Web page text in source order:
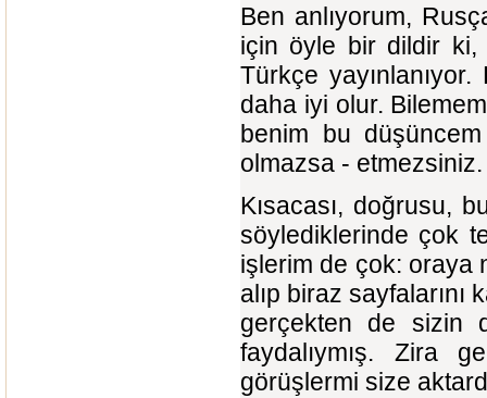
Ben anlıyorum,
için öyle bir dildir
Türkçe
daha iyi olur.
benim bu
olmazsa - etmezsiniz.
Kısacası, doğrusu,
söylediklerinde çok
işlerim de çok: oraya
alıp biraz sayfalarını
gerçekten de sizin
faydalıymış. Zira
görüşlermi size